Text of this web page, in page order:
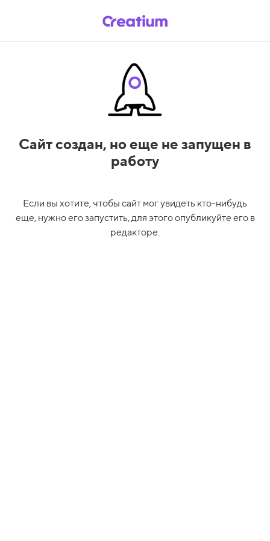
Сайт создан, но еще не запущен в
работу
Если вы хотите, чтобы сайт мог увидеть кто-нибудь
еще, нужно его запустить, для этого опубликуйте его в
редакторе.